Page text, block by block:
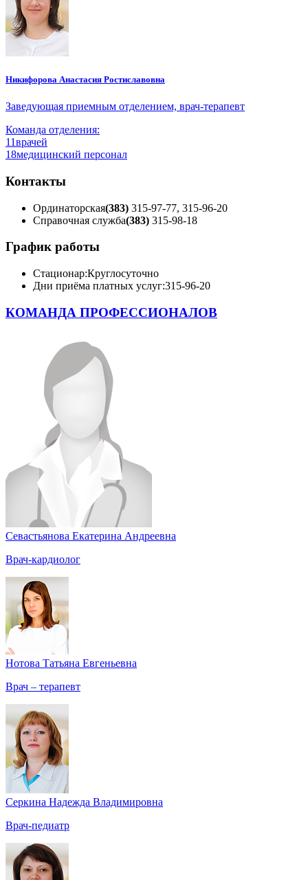
Никифорова Анастасия Ростиславовна
Заведующая приемным отделением, врач-терапевт
Команда отделения:
11врачей
18медицинский персонал
Контакты
Ординаторская(383) 315-97-77, 315-96-20
Справочная служба(383) 315-98-18
График работы
Стационар:Круглосуточно
Дни приёма платных услуг:315-96-20
КОМАНДА ПРОФЕССИОНАЛОВ
Севастьянова Екатерина Андреевна
Врач-кардиолог
Нотова Татьяна Евгеньевна
Врач – терапевт
Серкина Надежда Владимировна
Врач-педиатр